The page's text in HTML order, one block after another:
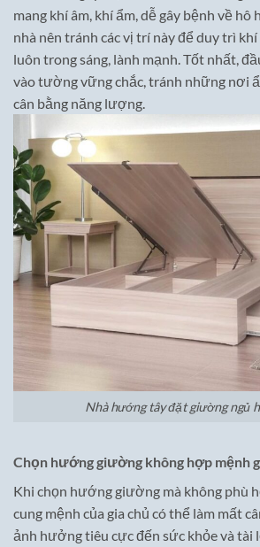
mang khí âm, khí ẩm, dễ gây bệnh về hô
nhà nên tránh các vị trí này để duy trì
luôn trong sáng, lành mạnh. Tốt nhất,
vào tường vững chắc, tránh những nơi
cân bằng năng lượng.
Nhà hướng tây đặt giường ngủ
Chọn hướng giường không hợp mệnh
Khi chọn hướng giường mà không phù
cung mệnh của gia chủ có thể làm mất
ảnh hưởng tiêu cực đến sức khỏe và tài